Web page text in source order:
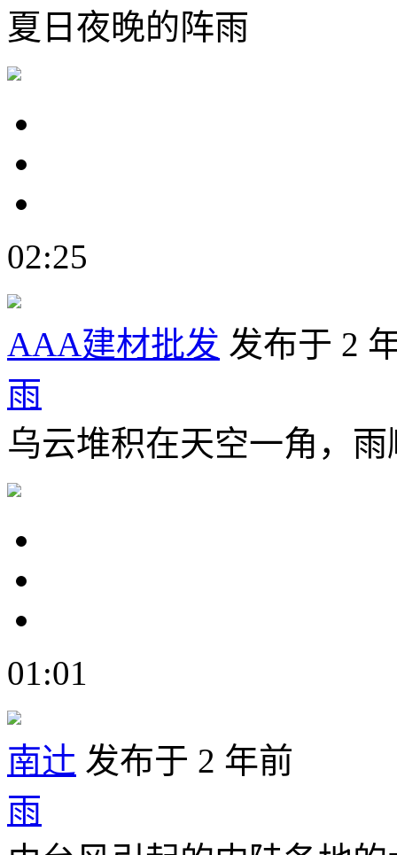
夏日夜晚的阵雨
02:25
AAA建材批发 发布于 2
雨
乌云堆积在天空一角，
01:01
南辻 发布于 2 年前
雨